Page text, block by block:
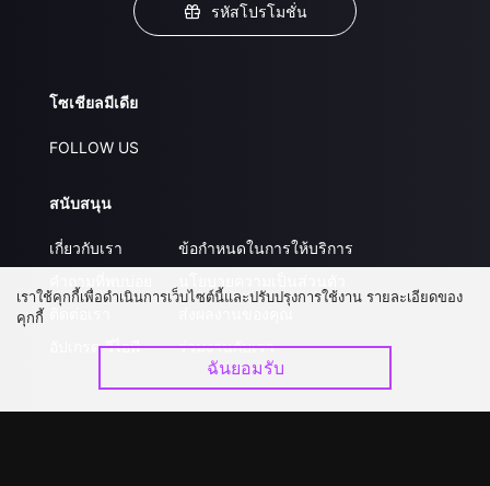
รหัสโปรโมชั่น
โซเชียลมีเดีย
FOLLOW US
สนับสนุน
เกี่ยวกับเรา
อัปเกรด วีไอพี
ข้อกำหนดในการให้บริการ
ร่วมงานกับเรา
เราใช้คุกกี้เพื่อดำเนินการเว็บไซต์นี้และปรับปรุงการใช้งาน รายละเอียดของ
คุกกี้
ฉันยอมรับ